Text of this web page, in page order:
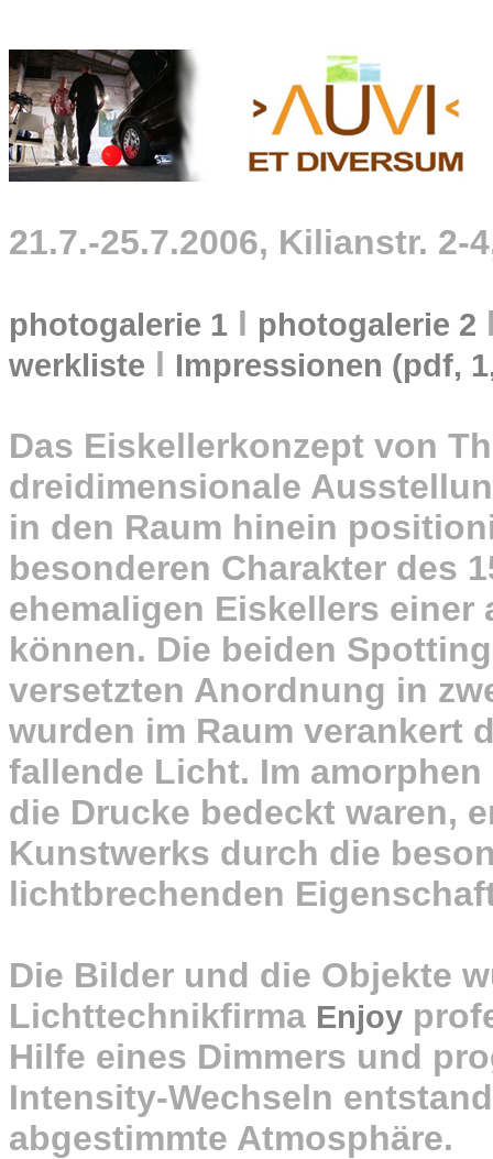
21.7.-25.7.2006, Kilianstr. 2-
photogalerie 1 l photogalerie 2
werkliste l Impressionen (pdf,
Das Eiskellerkonzept von
dreidimensionale
in den Raum hinein
besonderen Charakter des
ehemaligen Eiskellers einer
können. Die beiden
versetzten Anordnung in
wurden im Raum verankert
fallende Licht. Im
die Drucke bedeckt waren,
Kunstwerks durch die
lichtbrechenden
Die Bilder und die Objekte
Lichttechnikfirma Enjoy
Hilfe eines Dimmers und
Intensity-Wechseln
abgestimmte Atmosphäre.